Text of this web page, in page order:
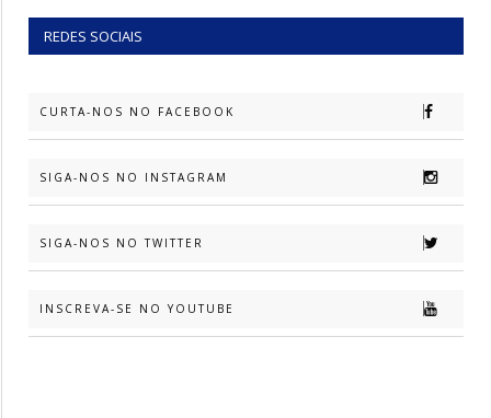
REDES SOCIAIS
CURTA-NOS NO FACEBOOK
SIGA-NOS NO INSTAGRAM
SIGA-NOS NO TWITTER
INSCREVA-SE NO YOUTUBE